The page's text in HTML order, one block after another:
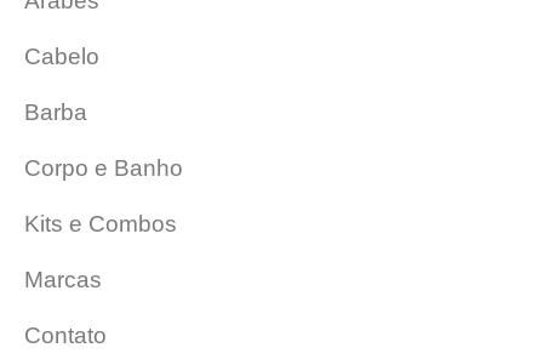
Cabelo
Barba
Corpo e Banho
Kits e Combos
Marcas
Contato